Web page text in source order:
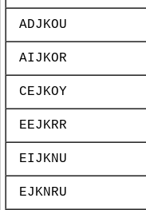
ADJKOU
AIJKOR
CEJKOY
EEJKRR
EIJKNU
EJKNRU